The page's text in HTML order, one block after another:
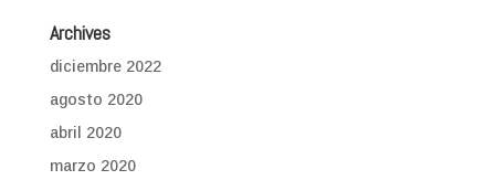
Archives
diciembre 2022
agosto 2020
abril 2020
marzo 2020